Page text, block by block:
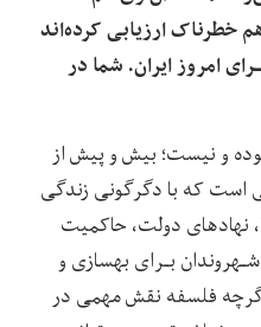
خطرناک ارزیابی کرده‌اند
امروز ایران. شما در
و نیست؛ بیش و پیش از
است که با دگرگونی زندگی
نهادهای‌ دولت، حاکمیت
بـرای بهسازی و
فلسفه نقش مهمی در